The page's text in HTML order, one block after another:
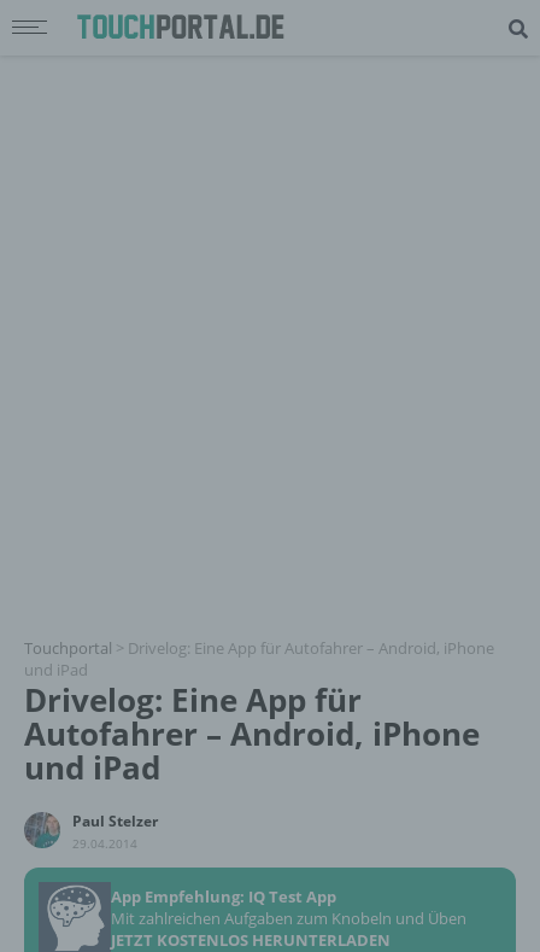
Touchportal > Drivelog: Eine App für Autofahrer – Android, iPhone
und iPad
Drivelog: Eine App für
Autofahrer – Android, iPhone
und iPad
Paul Stelzer
29.04.2014
App Empfehlung: IQ Test App
Mit zahlreichen Aufgaben zum Knobeln und Üben
JETZT KOSTENLOS HERUNTERLADEN